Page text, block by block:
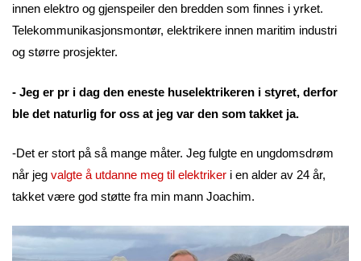
innen elektro og gjenspeiler den bredden som finnes i yrket.
Telekommunikasjonsmontør, elektrikere innen maritim industri
og større prosjekter.
- Jeg er pr i dag den eneste huselektrikeren i styret, derfor
ble det naturlig for oss at jeg var den som takket ja.
-Det er stort på så mange måter. Jeg fulgte en ungdomsdrøm
når jeg valgte å utdanne meg til elektriker i en alder av 24 år,
takket være god støtte fra min mann Joachim.